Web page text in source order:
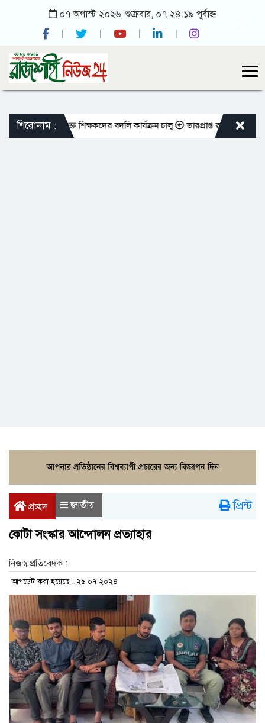
০৭ অগাস্ট ২০২৬, শুক্রবার, ০৭:২৪:১৯ পূর্বাহ্ন
শিরোনাম :
এমপিওভুক্ত শিক্ষকদের বদলি কার্যক্রম চালু ভারপ্রাপ্ত রাষ্ট্রপতিকে
প্রচ্ছদ জাতীয় প্রিন্ট
কোটা সংস্কার আন্দোলন প্রত্যাহার
নিজস্ব প্রতিবেদক :
আপডেট করা হয়েছে : ২৯-০৭-২০২৪